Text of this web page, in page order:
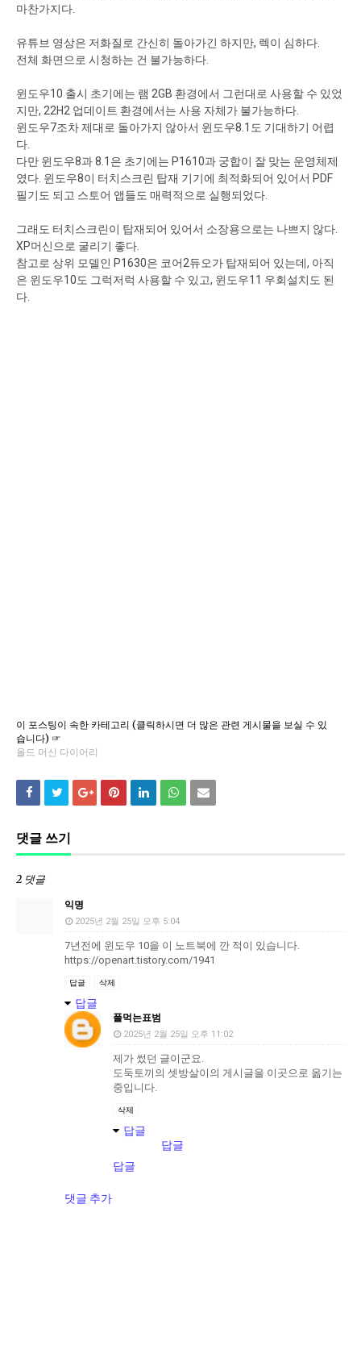
마찬가지다.
유튜브 영상은 저화질로 간신히 돌아가긴 하지만, 렉이 심하다.
전체 화면으로 시청하는 건 불가능하다.
윈도우10 출시 초기에는 램 2GB 환경에서 그런대로 사용할 수 있었
지만, 22H2 업데이트 환경에서는 사용 자체가 불가능하다.
윈도우7조차 제대로 돌아가지 않아서 윈도우8.1도 기대하기 어렵
다.
다만 윈도우8과 8.1은 초기에는 P1610과 궁합이 잘 맞는 운영체제
였다. 윈도우8이 터치스크린 탑재 기기에 최적화되어 있어서 PDF
필기도 되고 스토어 앱들도 매력적으로 실행되었다.
그래도 터치스크린이 탑재되어 있어서 소장용으로는 나쁘지 않다.
XP머신으로 굴리기 좋다.
참고로 상위 모델인 P1630은 코어2듀오가 탑재되어 있는데, 아직
은 윈도우10도 그럭저럭 사용할 수 있고, 윈도우11 우회설치도 된
다.
이 포스팅이 속한 카테고리 (클릭하시면 더 많은 관련 게시물을 보실 수 있
습니다) ☞
올드 머신 다이어리
댓글 쓰기
2 댓글
익명
2025년 2월 25일 오후 5:04
7년전에 윈도우 10을 이 노트북에 깐 적이 있습니다.
https://openart.tistory.com/1941
답글 삭제
답글
풀먹는표범
2025년 2월 25일 오후 11:02
제가 썼던 글이군요.
도둑토끼의 셋방살이의 게시글을 이곳으로 옮기는
중입니다.
삭제
답글
답글
답글
댓글 추가